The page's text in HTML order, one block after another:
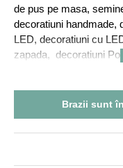
de pus pe masa,
decoratiuni handmade,
LED, decoratiuni cu
zapada, decoratiuni
Brazii sunt